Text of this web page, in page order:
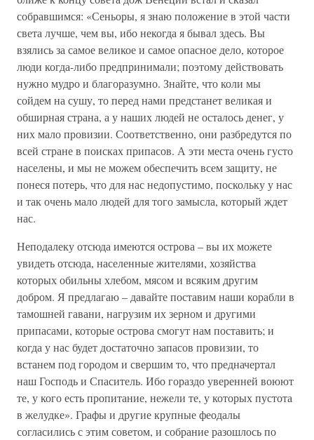
собравшимся: «Сеньоры, я знаю положение в этой части
света лучше, чем вы, ибо некогда я бывал здесь. Вы
взялись за самое великое и самое опасное дело, которое
люди когда-либо предпринимали; поэтому действовать
нужно мудро и благоразумно. Знайте, что коли мы
сойдем на сушу, то перед нами предстанет великая и
обширная страна, а у наших людей не осталось денег, у
них мало провизии. Соответственно, они разбредутся по
всей стране в поисках припасов. А эти места очень густо
населены, и мы не можем обеспечить всем защиту, не
понеся потерь, что для нас недопустимо, поскольку у нас
и так очень мало людей для того замысла, который ждет
нас.
Неподалеку отсюда имеются острова – вы их можете
увидеть отсюда, населенные жителями, хозяйства
которых обильны хлебом, мясом и всяким другим
добром. Я предлагаю – давайте поставим наши корабли в
тамошней гавани, нагрузим их зерном и другими
припасами, которые острова смогут нам поставить; и
когда у нас будет достаточно запасов провизии, то
встанем под городом и свершим то, что предначертал
наш Господь и Спаситель. Ибо гораздо уверенней воюют
те, у кого есть пропитание, нежели те, у которых пустота
в желудке». Графы и другие крупные феодалы
согласились с этим советом, и собрание разошлось по